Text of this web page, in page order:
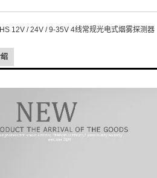
12V / 24V / 9-35V 4线常规光电式烟雾探测器